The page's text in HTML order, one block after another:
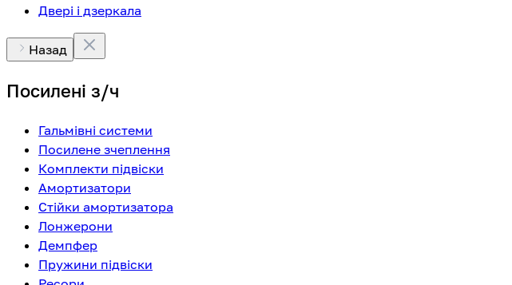
Двері і дзеркала
Назад
Посилені з/ч
Гальмівні системи
Посилене зчеплення
Комплекти підвіски
Амортизатори
Стійки амортизатора
Лонжерони
Демпфер
Пружини підвіски